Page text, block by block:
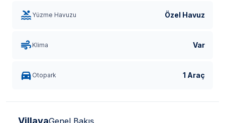
Yüzme Havuzu Özel Havuz
Klima Var
Otopark 1 Araç
VillayaGenel Bakış